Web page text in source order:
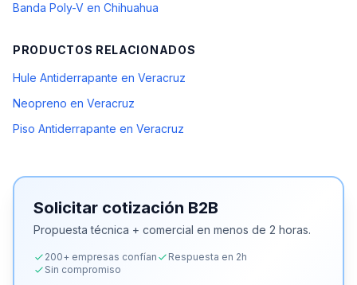
Banda Poly-V en Chihuahua
PRODUCTOS RELACIONADOS
Hule Antiderrapante en Veracruz
Neopreno en Veracruz
Piso Antiderrapante en Veracruz
Solicitar cotización B2B
Propuesta técnica + comercial en menos de 2 horas.
200+ empresas confían
Respuesta en 2h
Sin compromiso